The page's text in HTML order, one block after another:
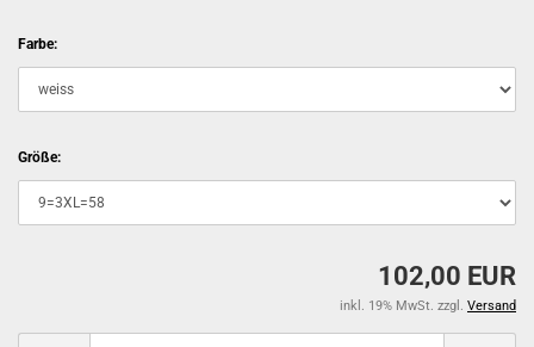
Farbe:
Größe:
102,00 EUR
inkl. 19% MwSt. zzgl. Versand